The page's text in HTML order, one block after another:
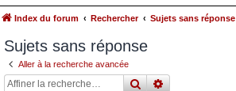
Index du forum Rechercher Sujets sans réponse
Sujets sans réponse
Aller à la recherche avancée
rechercher
recherche